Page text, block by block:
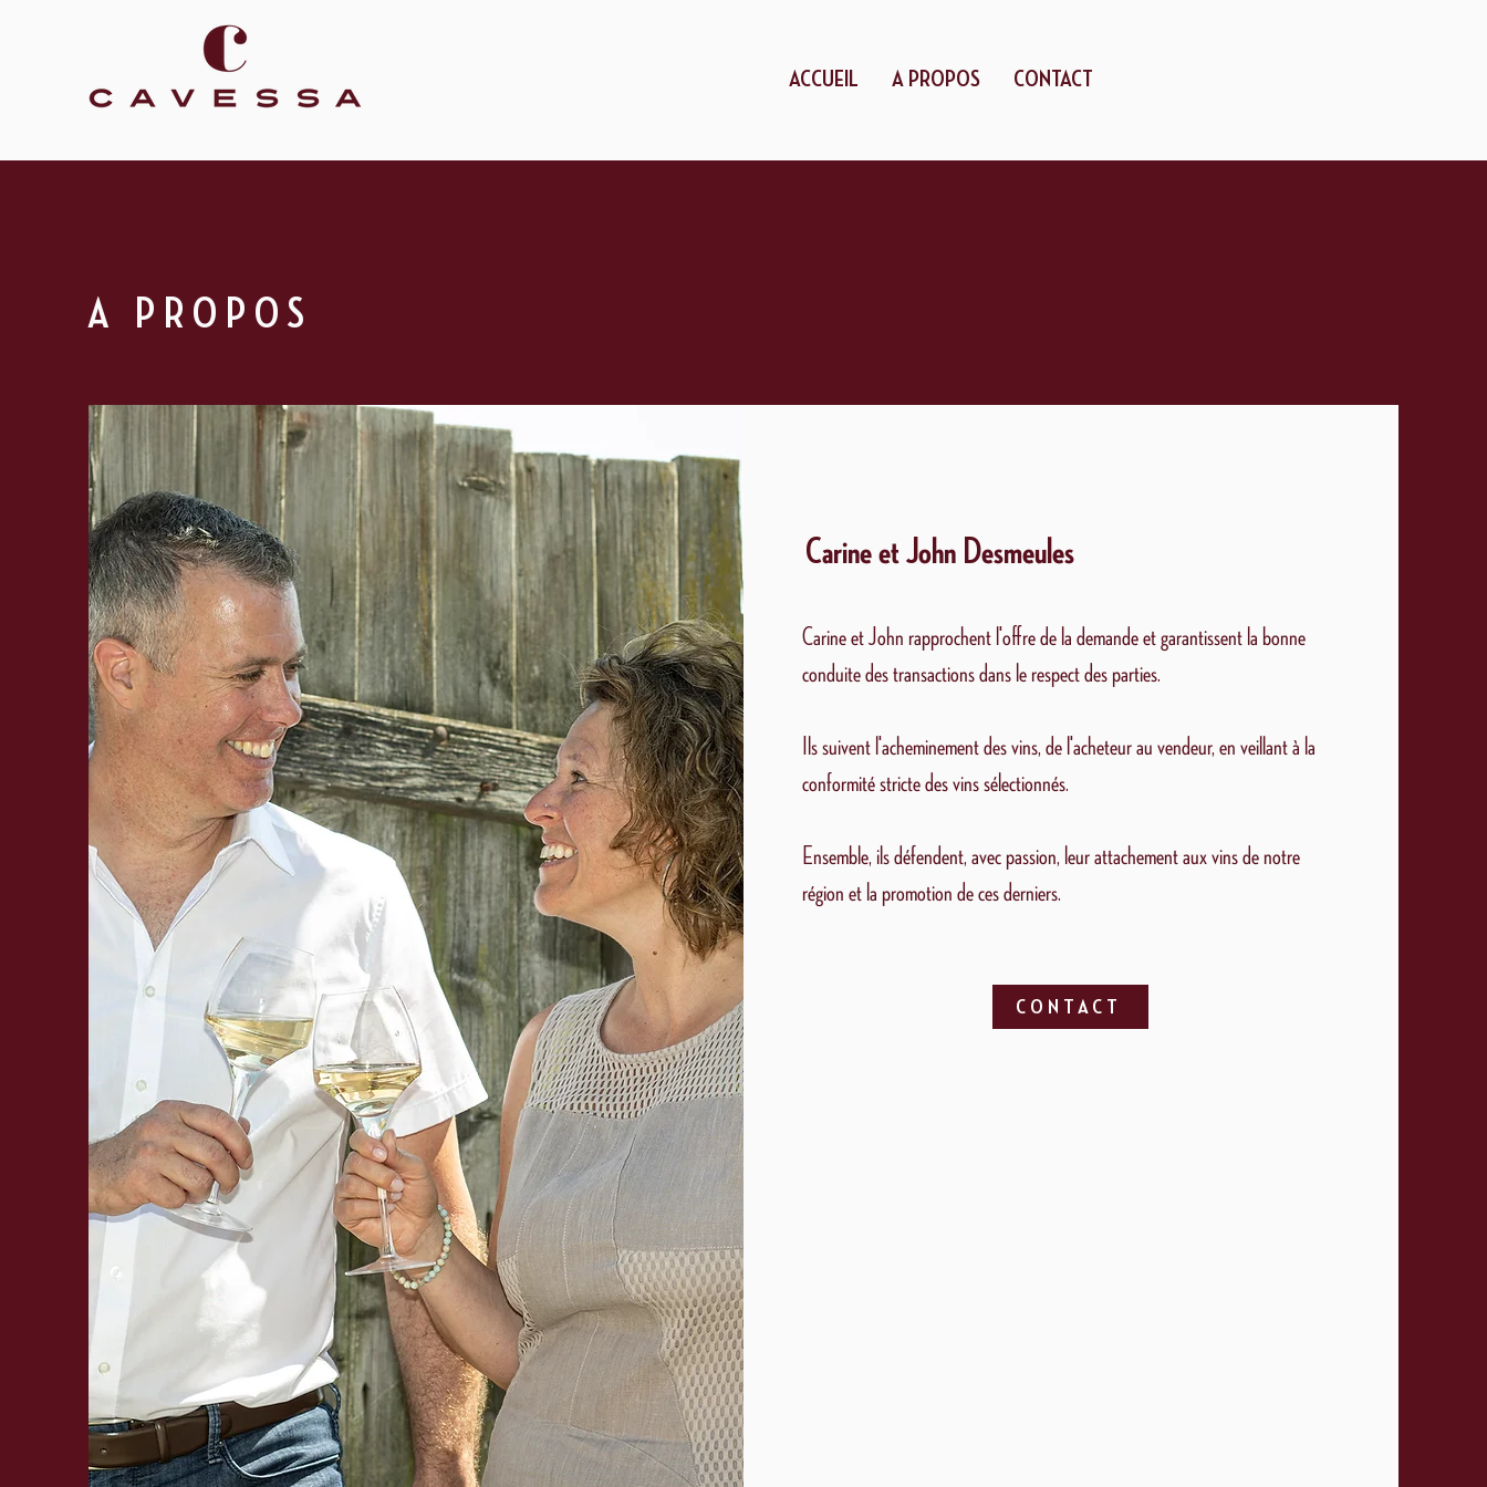
ACCUEIL A PROPOS CONTACT
A PROPOS
Carine et John Desmeules
Carine et John rapprochent l'offre de la demande et garantissent la bonne
conduite des transactions dans le respect des parties.
Ils suivent l'acheminement des vins, de l'acheteur au vendeur, en veillant à la
conformité stricte des vins sélectionnés.
Ensemble, ils défendent, avec passion, leur attachement aux vins de notre
région et la promotion de ces derniers.
CONTACT